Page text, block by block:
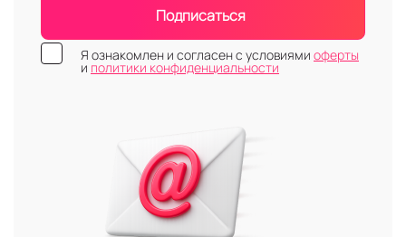
Подписаться
Я ознакомлен и согласен с условиями оферты
и политики конфиденциальности